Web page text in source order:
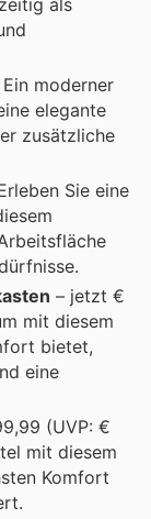
moderner
elegante
zusätzliche
Sie eine
– jetzt €
mit diesem
bietet,
eine
(UVP: €
mit diesem
Komfort